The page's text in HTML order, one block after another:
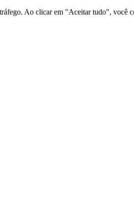
Ao clicar em "Aceitar tudo", você